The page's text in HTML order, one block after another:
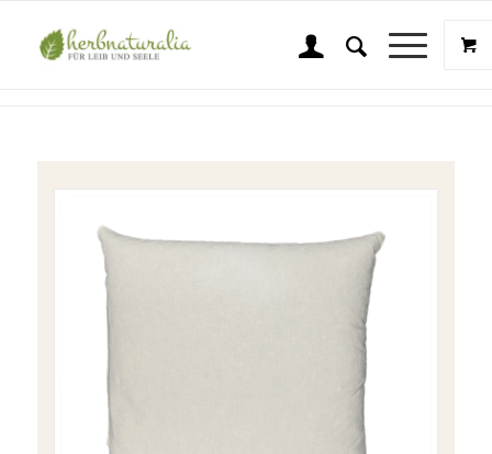
Shop
Sie sind hier: Startseite
/